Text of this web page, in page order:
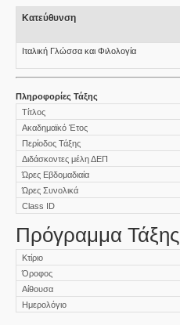
Κατεύθυνση
Ιταλική Γλώσσα και Φιλολογία
Πληροφορίες Τάξης
Τίτλος
Ακαδημαϊκό Έτος
Περίοδος Τάξης
Διδάσκοντες μέλη ΔΕΠ
Ώρες Εβδομαδιαία
Ώρες Συνολικά
Class ID
Πρόγραμμα Τάξης
Κτίριο
Όροφος
Αίθουσα
Ημερολόγιο